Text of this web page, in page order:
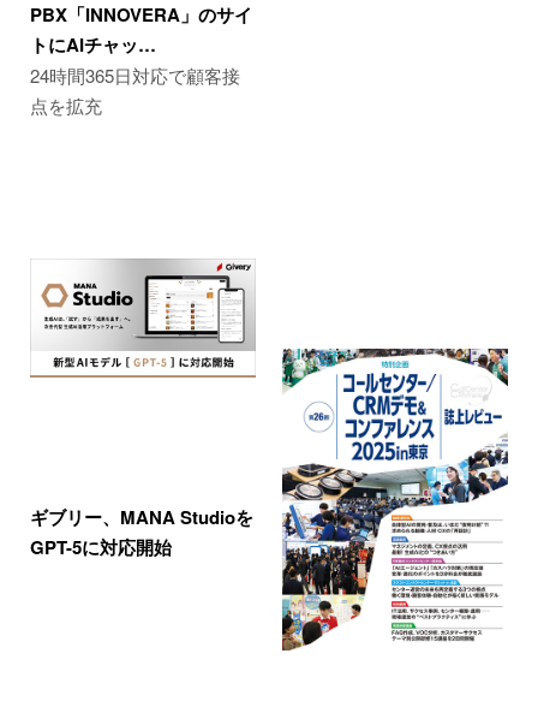
PBX「INNOVERA」のサイ
トにAIチャッ…
24時間365日対応で顧客接
点を拡充
ギブリー、MANA Studioを
GPT-5に対応開始